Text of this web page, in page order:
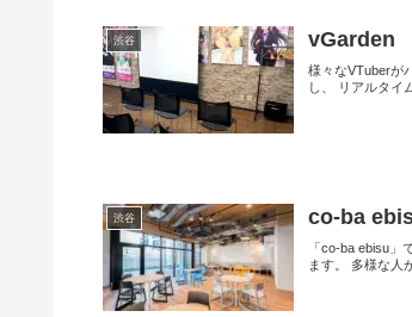
渋谷 vGarden
様々なVTuberが
し、 リアルタイ
渋谷 co-ba
「co-ba ebisu
ます。 多様な人